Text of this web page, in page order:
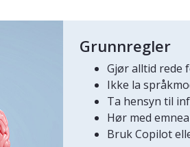
Grunnregler
Gjør alltid rede
Ikke la
Ta hensyn til
Hør med
Bruk Copilot